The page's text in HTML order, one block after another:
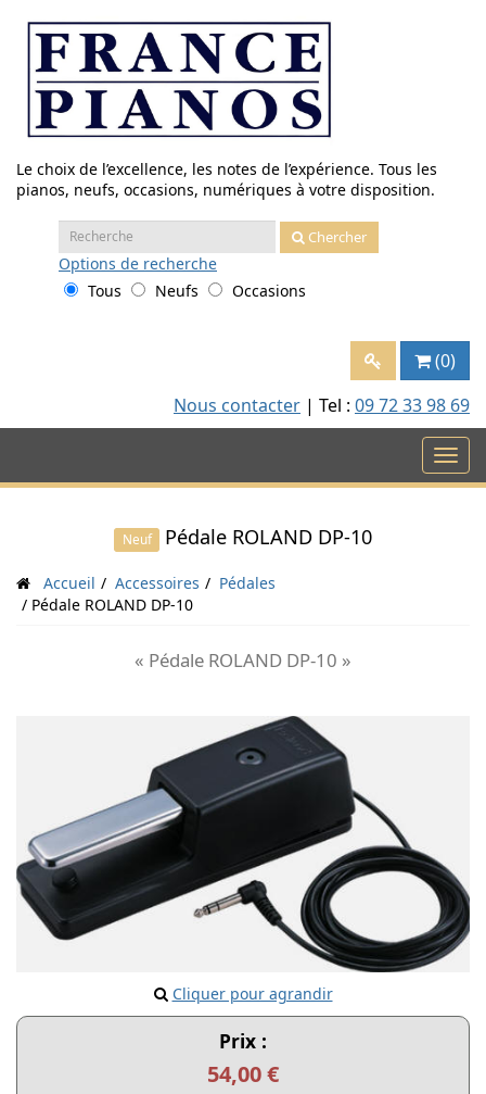
contenu
Le choix de l’excellence, les notes de l’expérience. Tous les
pianos, neufs, occasions, numériques à votre disposition.
Recherche
:
Chercher
Options de recherche
Tous
Neufs Occasions
(0)
Nous contacter | Tel : 09 72 33 98 69
Neuf Pédale ROLAND DP-10
Accueil Accessoires
Pédales
Pédale ROLAND DP-10
« Pédale ROLAND DP-10 »
Cliquer pour agrandir
Prix :
54,00 €